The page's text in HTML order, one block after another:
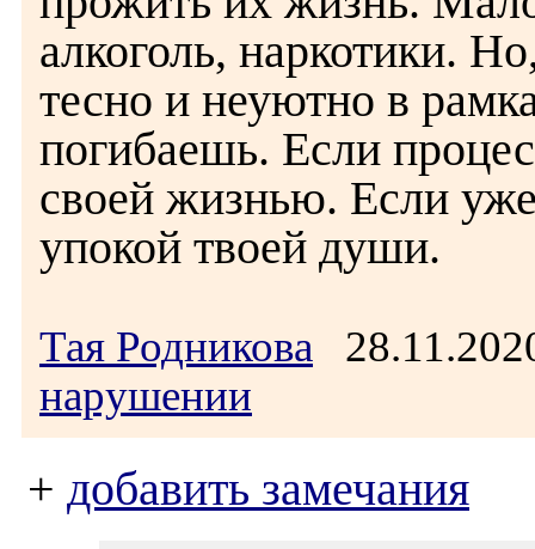
алкоголь, наркотики.
тесно и неуютно в
погибаешь. Если
своей жизнью. Если
упокой твоей души.
Тая Родникова
нарушении
+ добавить замечания